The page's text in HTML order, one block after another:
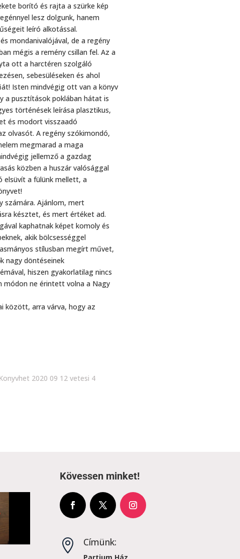
borító és rajta a szürke kép
lesz dolgunk, hanem
leíró alkotással.
mondanivalójával, de a regény
mégis a remény csillan fel. Az a
ott a harctéren szolgáló
sebesüléseken és ahol
Isten mindvégig ott van a könyv
a pusztítások poklában hátat is
történések leírása plasztikus,
és modort visszaadó
olvasót. A regény szókimondó,
megmarad a maga
jellemző a gazdag
közben a huszár valósággal
a fülünk mellett, a
számára. Ajánlom, mert
késztet, és mert értéket ad.
kaphatnak képet komoly és
akik bölcsességgel
stílusban megírt művet,
nagy döntéseinek
hiszen gyakorlatilag nincs
módon ne érintett volna a Nagy
között, arra várva, hogy az
Kövessen minket!
 Címünk: